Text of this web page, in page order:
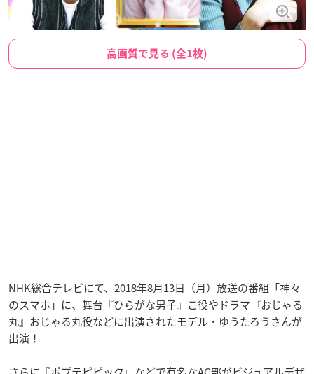
高画質で見る (全1枚)
NHK総合テレビにて、2018年8月13日（月）放送の番組「神々
のスマホ」に、舞台『ひらがな男子』こ役やドラマ『おじゃる
丸』おじゃる丸役などに出演されたモデル・ゆうたろうさんが
出演！